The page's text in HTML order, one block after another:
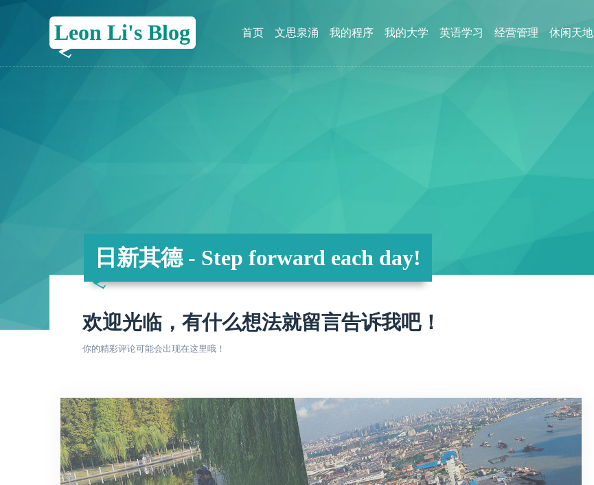
Leon Li's Blog 首页 文思泉涌 我的程序 我的大学 英语学习 经营管理 休闲天地
日新其德 - Step forward each day!
欢迎光临，有什么想法就留言告诉我吧！
你的精彩评论可能会出现在这里哦！